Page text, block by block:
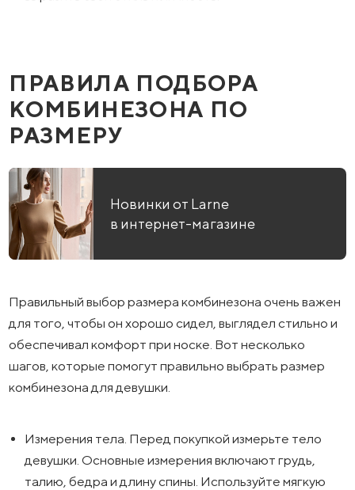
ПРАВИЛА ПОДБОРА
КОМБИНЕЗОНА ПО
РАЗМЕРУ
Новинки от Larne
в интернет-магазине
Правильный выбор размера комбинезона очень важен
для того, чтобы он хорошо сидел, выглядел стильно и
обеспечивал комфорт при носке. Вот несколько
шагов, которые помогут правильно выбрать размер
комбинезона для девушки.
Измерения тела. Перед покупкой измерьте тело
девушки. Основные измерения включают грудь,
талию, бедра и длину спины. Используйте мягкую